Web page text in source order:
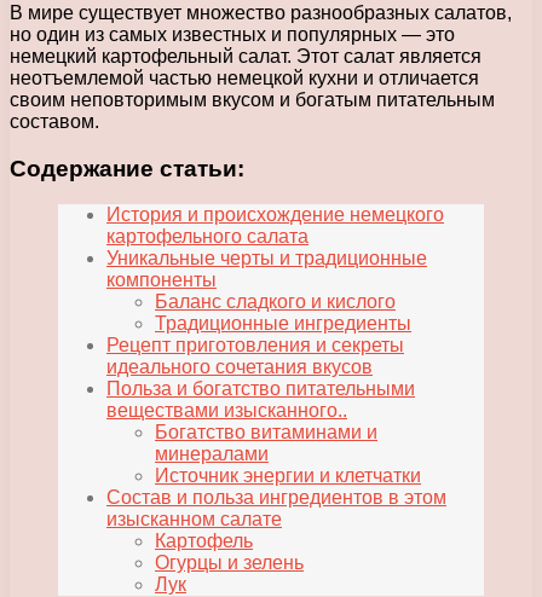
В мире существует множество разнообразных салатов,
но один из самых известных и популярных — это
немецкий картофельный салат. Этот салат является
неотъемлемой частью немецкой кухни и отличается
своим неповторимым вкусом и богатым питательным
составом.
Содержание статьи:
История и происхождение немецкого
картофельного салата
Уникальные черты и традиционные
компоненты
Баланс сладкого и кислого
Традиционные ингредиенты
Рецепт приготовления и секреты
идеального сочетания вкусов
Польза и богатство питательными
веществами изысканного..
Богатство витаминами и
минералами
Источник энергии и клетчатки
Состав и польза ингредиентов в этом
изысканном салате
Картофель
Огурцы и зелень
Лук